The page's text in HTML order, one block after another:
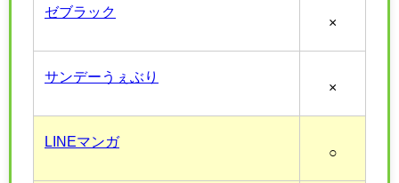
ゼブラック
×
サンデーうぇぶり
×
LINEマンガ
○